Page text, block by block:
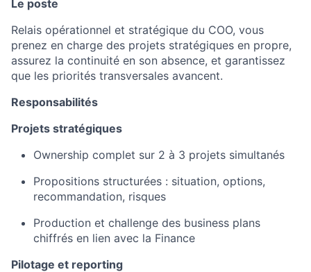
Le poste
Relais opérationnel et stratégique du COO, vous
prenez en charge des projets stratégiques en propre,
assurez la continuité en son absence, et garantissez
que les priorités transversales avancent.
Responsabilités
Projets stratégiques
Ownership complet sur 2 à 3 projets simultanés
Propositions structurées : situation, options,
recommandation, risques
Production et challenge des business plans
chiffrés en lien avec la Finance
Pilotage et reporting